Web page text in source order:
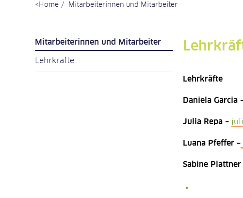
Home Mitarbeiterinnen und Mitarbeiter
Lehrkräfte
Daniela Garcia
Julia Repa–
Luana Pfeffer –
Sabine Plattner
Mitarbeiterinnen und Mitarbeiter
Lehrkräfte